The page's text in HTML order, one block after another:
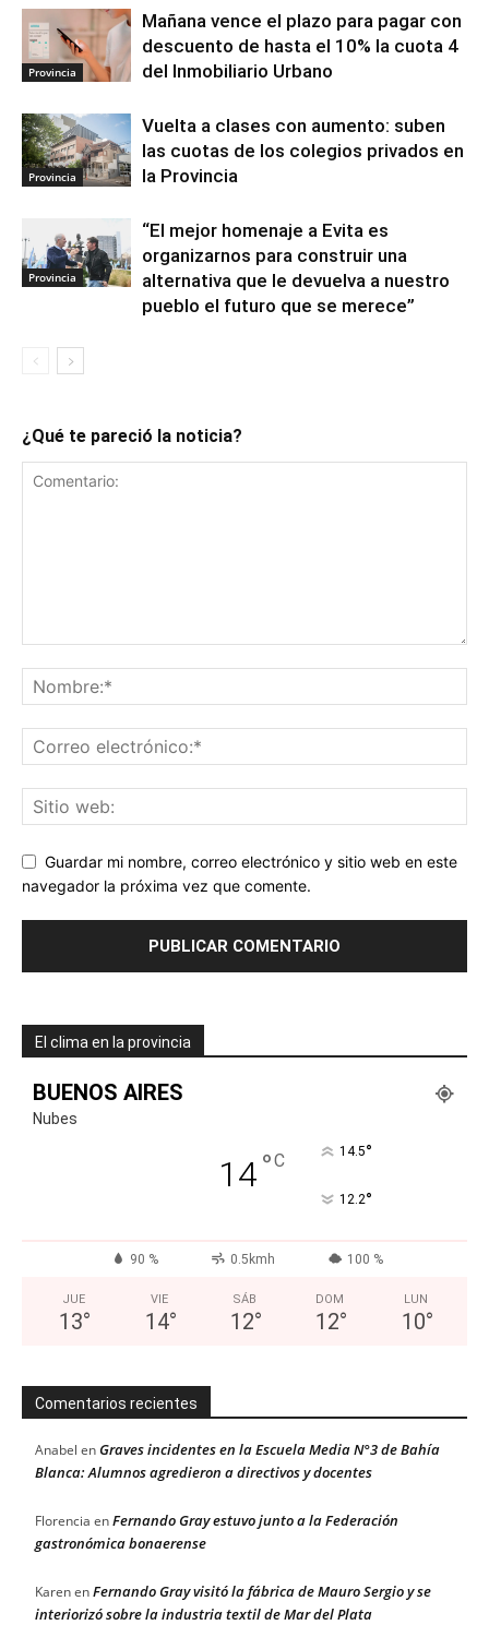
Provincia
Mañana vence el plazo para pagar con
descuento de hasta el 10% la cuota 4
del Inmobiliario Urbano
Provincia
Vuelta a clases con aumento: suben
las cuotas de los colegios privados en
la Provincia
Provincia
“El mejor homenaje a Evita es
organizarnos para construir una
alternativa que le devuelva a nuestro
pueblo el futuro que se merece”
¿Qué te pareció la noticia?
Guardar mi nombre, correo electrónico y sitio web en este
navegador la próxima vez que comente.
El clima en la provincia
BUENOS AIRES
Nubes
14°C 14.5°
12.2°
90 % 0.5kmh 100 %
JUE
13°
VIE
14°
SÁB
12°
DOM
12°
LUN
10°
Comentarios recientes
Anabel enGraves incidentes en la Escuela Media N°3 de Bahía
Blanca: Alumnos agredieron a directivos y docentes
Florencia enFernando Gray estuvo junto a la Federación
gastronómica bonaerense
KarenenFernando Gray visitó la fábrica de Mauro Sergio y se
interiorizó sobre la industria textil de Mar del Plata